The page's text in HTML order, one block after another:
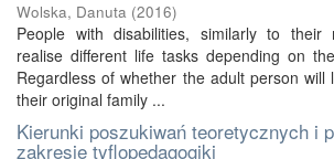
Wolska, Danuta (2016)
People with disabilities, similarly to their
realise different life tasks depending on
Regardless of whether the adult person will
their original family ...
Kierunki poszukiwań teoretycznych i
zakresie tyflopedagogiki